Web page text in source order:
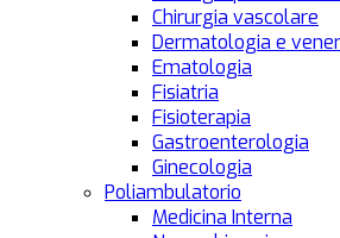
Chirurgia vascolare
Dermatologia e
Ematologia
Fisiatria
Fisioterapia
Gastroenterologia
Ginecologia
Poliambulatorio
Medicina Interna